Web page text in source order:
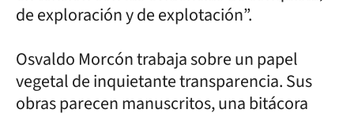
de exploración y de explotación”.
Osvaldo Morcón trabaja sobre un papel
vegetal de inquietante transparencia. Sus
obras parecen manuscritos, una bitácora